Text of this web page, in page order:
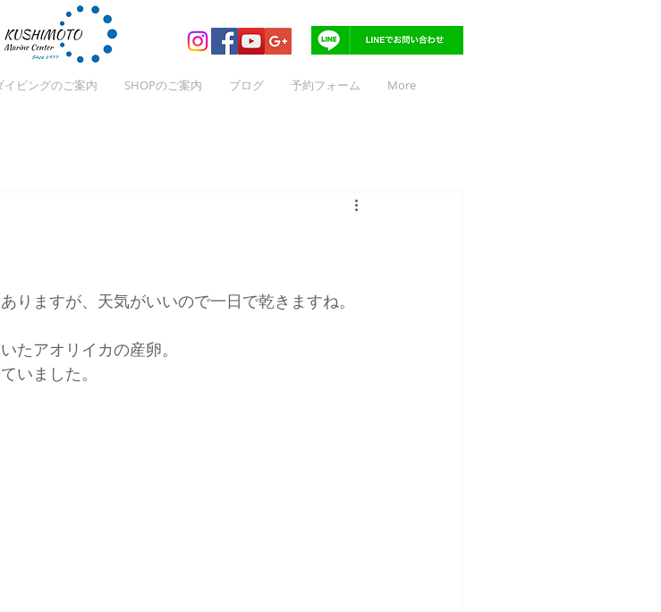
イビングのご案内 SHOPのご案内 ブログ 予約フォーム More
りますが、天気がいいので一日で乾きますね。
たアオリイカの産卵。
いました。